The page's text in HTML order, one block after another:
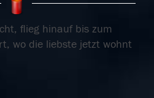
flieg hinauf bis zum
wo die liebste jetzt wohnt